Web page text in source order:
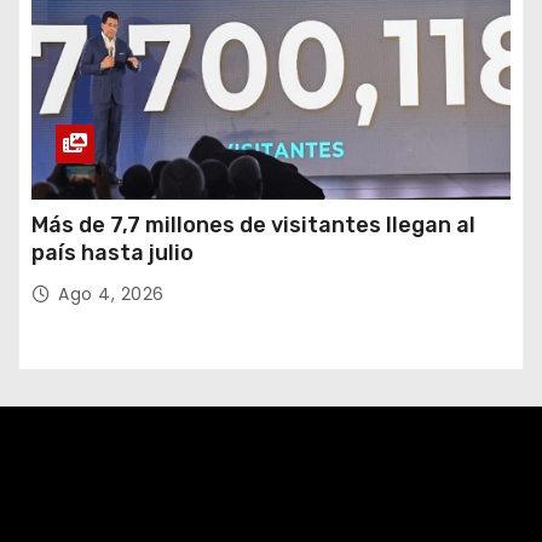
Más de 7,7 millones de visitantes llegan al
país hasta julio
Ago 4, 2026